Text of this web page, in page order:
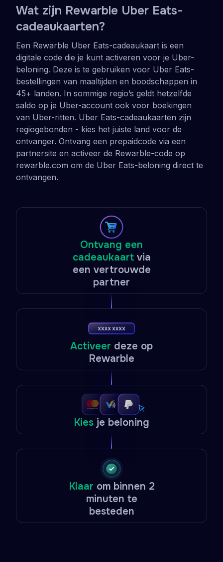
Wat zijn Rewarble Uber Eats-
cadeaukaarten?
Een Rewarble Uber Eats-cadeaukaart is een
digitale code die je kunt activeren voor je Uber-
beloning. Deze is te gebruiken voor Uber Eats-
bestellingen van maaltijden en boodschappen in
45+ landen. In sommige regio’s geldt hetzelfde
saldo op je Uber-account ook voor boekingen
van Uber-ritten. Uber Eats-cadeaukaarten zijn
regiogebonden - kies het juiste land voor de
ontvanger. Ontvang een prepaidcode via een
partnersite en activeer de Rewarble-code op
rewarble.com om de Uber Eats-beloning direct te
ontvangen.
Ontvang een
cadeaukaart via
een vertrouwde
partner
Activeer deze op
Rewarble
Kies je beloning
Klaar om binnen 2
minuten te
besteden